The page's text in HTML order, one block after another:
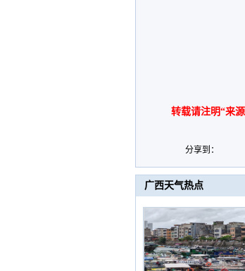
转载请注明“来
分享到：
广西天气热点